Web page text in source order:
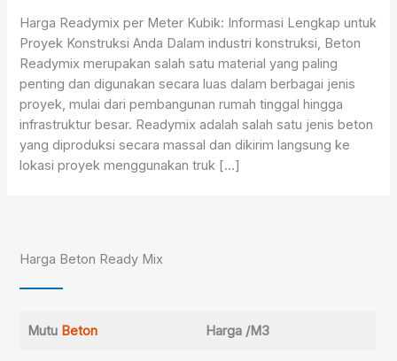
Harga Readymix per Meter Kubik: Informasi Lengkap untuk
Proyek Konstruksi Anda Dalam industri konstruksi, Beton
Readymix merupakan salah satu material yang paling
penting dan digunakan secara luas dalam berbagai jenis
proyek, mulai dari pembangunan rumah tinggal hingga
infrastruktur besar. Readymix adalah salah satu jenis beton
yang diproduksi secara massal dan dikirim langsung ke
lokasi proyek menggunakan truk […]
Harga Beton Ready Mix
Mutu Beton Harga /M3